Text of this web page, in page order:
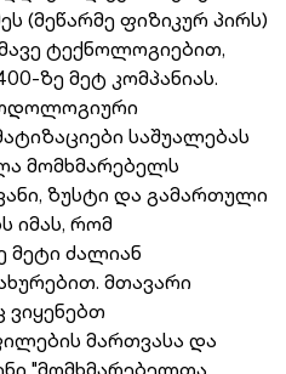
(მეწარმე ფიზიკურ პირს)
ტექნოლოგიებით,
ზე მეტ კომპანიას.
საშუალებას
მომხმარებელს
ზუსტი და გამართული
იმას, რომ
მეტი ძალიან
მთავარი
მართვასა და